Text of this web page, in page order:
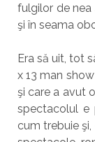
fulgilor de
şi în seama
Era să uit, tot
x 13 man
şi care a avut
spectacolul e
cum trebuie